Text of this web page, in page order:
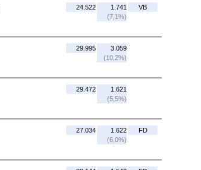
24.522
1.741
(7,1%)
VB
29.995
3.059
(10,2%)
29.472
1.621
(5,5%)
27.034
1.622
(6,0%)
FD